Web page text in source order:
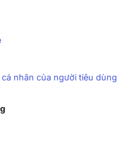
nhân của người tiêu dùng